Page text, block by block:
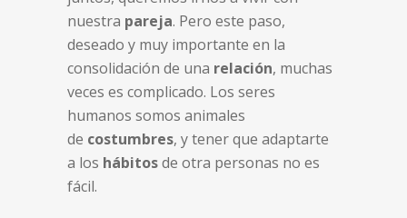
nuestra pareja. Pero este paso,
deseado y muy importante en la
consolidación de una relación, muchas
veces es complicado. Los seres
humanos somos animales
de costumbres, y tener que adaptarte
a los hábitosde otra personas no es
fácil.